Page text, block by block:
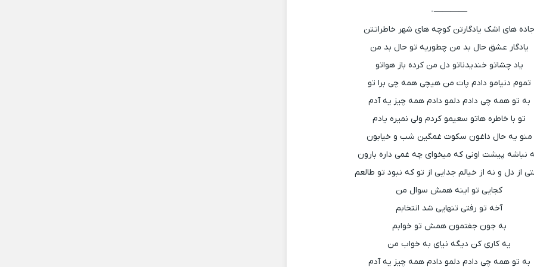
————-
جاده های اشک یادگارتن کوچه های شهر خاطراتتن
یادگار عشق حال بد من چطوریه تو حال بد من
یاد چشاتو خندیدناتو دل من کرده باز هواتو
تموم دنیامو دادم پات من هیچی همه چی برا تو
به تو همه چی دادم دلمو دادم همه چیز یه آدم
تو با خاطره هاتو سعیمو کردم ولی نمیره یادم
منو یه حال داغون سکوت غمگین شب و خیابون
نباشه پیشت اونی که میخوای چه غمی داره بارون
از دل و نه از خیالم جدایی از تو که نبود تو طالعم
کجایی تو اینه همش سوال من
آخه تو رفتی تنهایی شد انتخابم
به جون جفتمون همش تو خوابم
یه کاری کن دیگه نیای به خواب من
به تو همه چی دادم دلمو دادم همه چیز یه آدم